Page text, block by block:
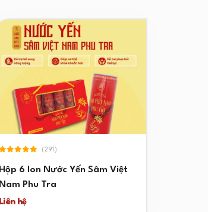
(291)
Hộp 6 lon Nước Yến Sâm Việt
Nam Phu Tra
Liên hệ